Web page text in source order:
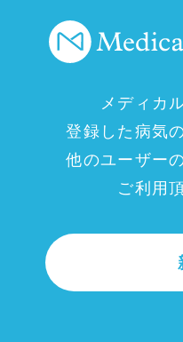
メディカ
登録した病気
他のユーザー
ご利用